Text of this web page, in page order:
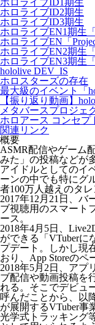
ホロライブID2期生
ホロライブID3期生
ホロライブEN1期生
ホロライブEN「
ホロライブEN2期生「
ホロライブEN3期生「
hololive DEV_IS
ホロスターズの存在
最大級のイベント「
【振り返り動画】
メタバースプロジェ
ホロアース コンセプ
関連リンク
概要
ASMR配信やゲーム
みた」の投稿などが
アイドルとしてのイ
ーンの中でも特にグ
者100万人越えのタ
2017年12月21日、バ
ブ視聴用のスマート
ース。
2018年4月5日、
ができる「VTuberに
プデート。しかし現
おり、App Storeのペ
2018年5月2日、アプ
ブ配信や動画投稿を
れる。そこでデビュ
呼んだことから、以
が展開するVTuber事
光学式トラッキング